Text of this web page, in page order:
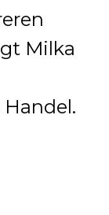
Milka